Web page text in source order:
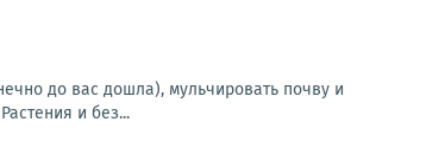
до вас дошла), мульчировать почву и
и без...